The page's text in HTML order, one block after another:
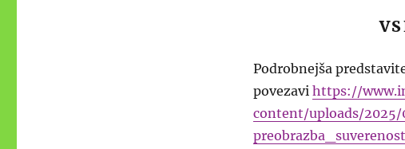
Podrobnejša
povezavi https://
content/uploads/